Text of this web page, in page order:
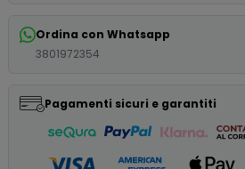
Ordina con Whatsapp
3801972354
Pagamenti sicuri e garantiti